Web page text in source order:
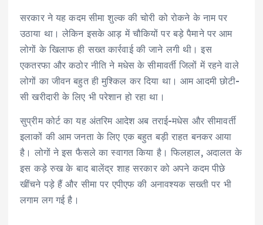
सरकार ने यह कदम सीमा शुल्क की चोरी को रोकने के नाम पर
उठाया था। लेकिन इसके आड़ में चौकियों पर बड़े पैमाने पर आम
लोगों के खिलाफ ही सख्त कार्रवाई की जाने लगी थी। इस
एकतरफा और कठोर नीति ने मधेस के सीमावर्ती जिलों में रहने वाले
लोगों का जीवन बहुत ही मुश्किल कर दिया था। आम आदमी छोटी-
सी खरीदारी के लिए भी परेशान हो रहा था।
सुप्रीम कोर्ट का यह अंतरिम आदेश अब तराई-मधेस और सीमावर्ती
इलाकों की आम जनता के लिए एक बहुत बड़ी राहत बनकर आया
है। लोगों ने इस फैसले का स्वागत किया है। फिलहाल, अदालत के
इस कड़े रुख के बाद बालेंद्र शाह सरकार को अपने कदम पीछे
खींचने पड़े हैं और सीमा पर एपीएफ की अनावश्यक सख्ती पर भी
लगाम लग गई है।